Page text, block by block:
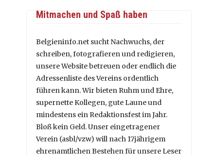
Mitmachen und Spaß haben
Belgieninfo.net sucht Nachwuchs, der
schreiben, fotografieren und redigieren,
unsere Website betreuen oder endlich die
Adressenliste des Vereins ordentlich
führen kann. Wir bieten Ruhm und Ehre,
supernette Kollegen, gute Laune und
mindestens ein Redaktionsfest im Jahr.
Bloß kein Geld. Unser eingetragener
Verein (asbl/vzw) will nach 17jährigem
ehrenamtlichen Bestehen für unsere Leser